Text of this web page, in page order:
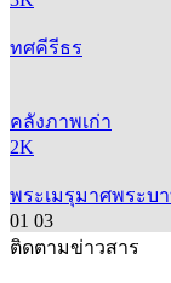
ทศคีรีธร
2K
พระเมรุมาศพระบ
01 03
ติดตามข่าวสาร